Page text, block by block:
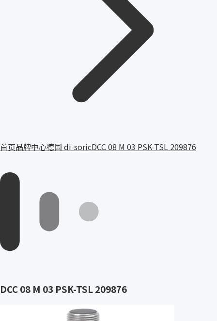
首页品牌中心德国 di-soricDCC 08 M 03 PSK-TSL 209876
DCC 08 M 03 PSK-TSL 209876